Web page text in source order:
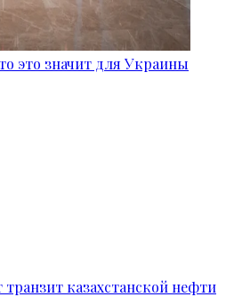
это значит для Украины
казахстанской нефти